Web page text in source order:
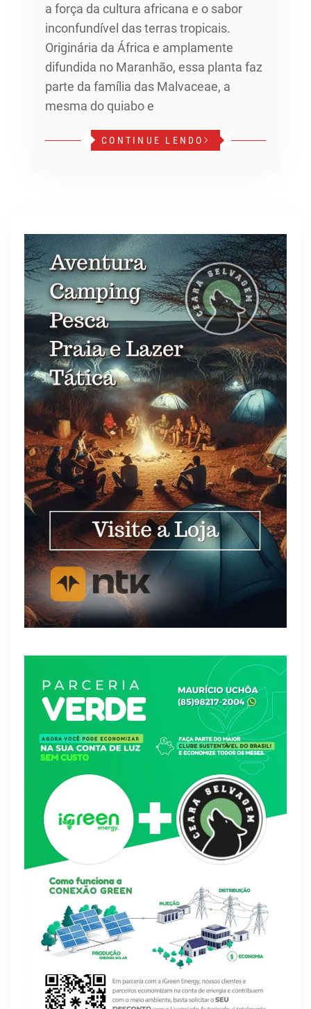
a força da cultura africana e o sabor
inconfundível das terras tropicais.
Originária da África e amplamente
difundida no Maranhão, essa planta faz
parte da família das Malvaceae, a
mesma do quiabo e
CONTINUE LENDO